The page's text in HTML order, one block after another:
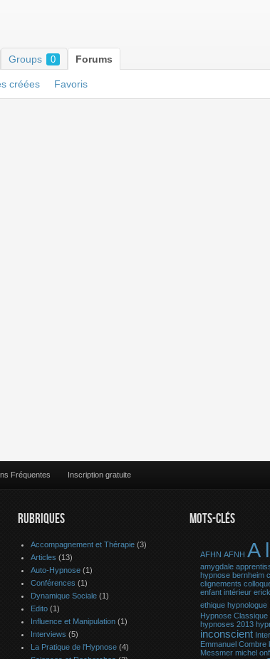
Groups 0 Forums
créées Favoris
Fréquentes Inscription gratuite
RUBRIQUES
Accompagnement et Thérapie (3)
Articles (13)
Auto-Hypnose (1)
Conférences (1)
Dynamique Sociale (1)
Edito (1)
Influence et Manipulation (1)
Interviews (5)
La Pratique de l'Hypnose (4)
MOTS-CLÉS
AFHN AFNH A
amygdale
hypnose bernheim
clignements
enfant intérieur
ethique hypnologue
Hypnose Classique
hypnoses 2013
inconscient
Emmanuel Combre
Messmer michel